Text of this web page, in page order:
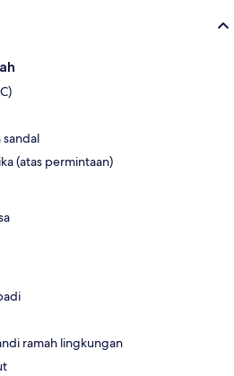
(atas permintaan)
ramah lingkungan